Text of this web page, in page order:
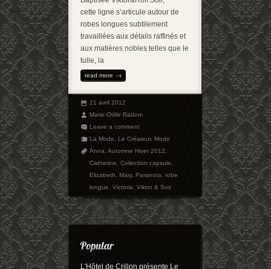
cette ligne s’articule autour de
robes longues subtilement
travaillées aux détails raffinés et
aux matières nobles telles que le
tulle, la
read more
21 avril 2012
Marie-Odile Radom
Leave a comment
La Mode,Le Créateur,Mode
Anna,Automne Hiver 2012,
Catherine,Collection capsule,
Elizabeth,Mary,Paranoïa,robe
longue,Victoria,Viktor & Soir
L'Hôtel de Crillon présente Le